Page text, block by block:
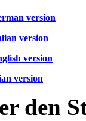
version
version
version
version
den